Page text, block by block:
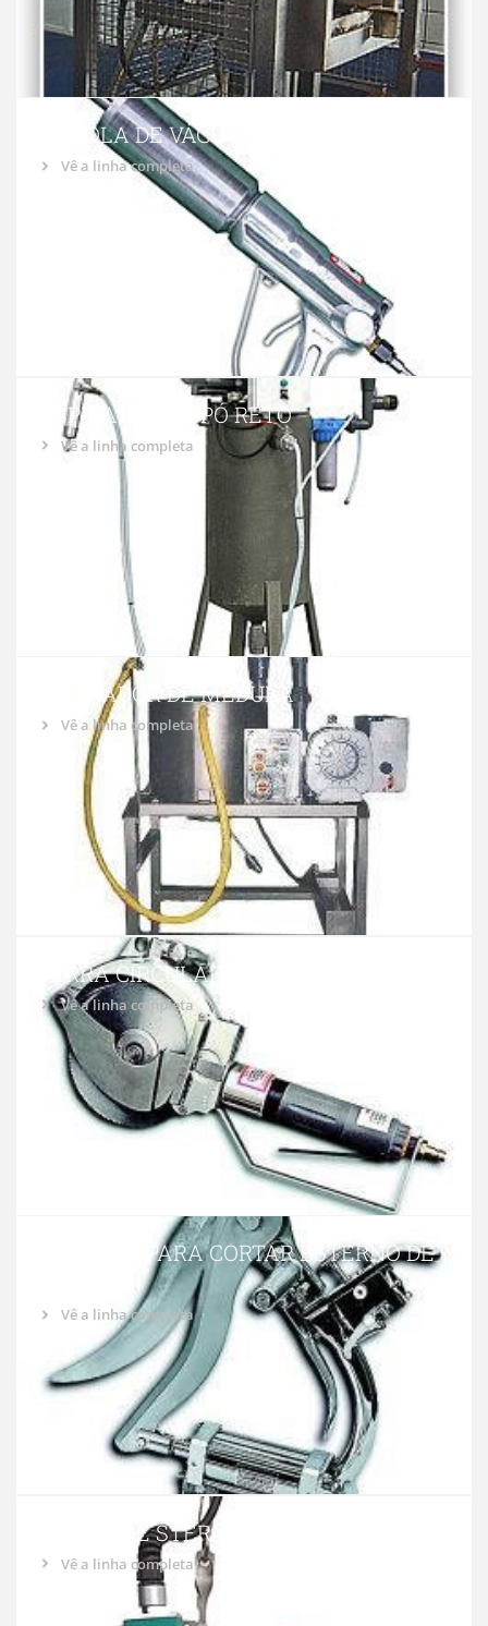
PISTOLA DE VÁCUO DIRETA
Vê a linha completa
ASPIRADOR DE PÓ RETO
Vê a linha completa
ASPIRADOR DE MEDULA
Vê a linha completa
SERRA CIRCULAR
Vê a linha completa
TESOURA PARA CORTAR ESTERNO DE
Vê a linha completa
SIERRA DE STERNON
Vê a linha completa